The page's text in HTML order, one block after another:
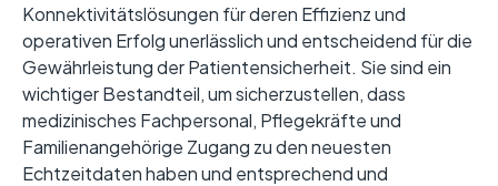
Konnektivitätslösungen für deren Effizienz und
operativen Erfolg unerlässlich und entscheidend für die
Gewährleistung der Patientensicherheit. Sie sind ein
wichtiger Bestandteil, um sicherzustellen, dass
medizinisches Fachpersonal, Pflegekräfte und
Familienangehörige Zugang zu den neuesten
Echtzeitdaten haben und entsprechend und